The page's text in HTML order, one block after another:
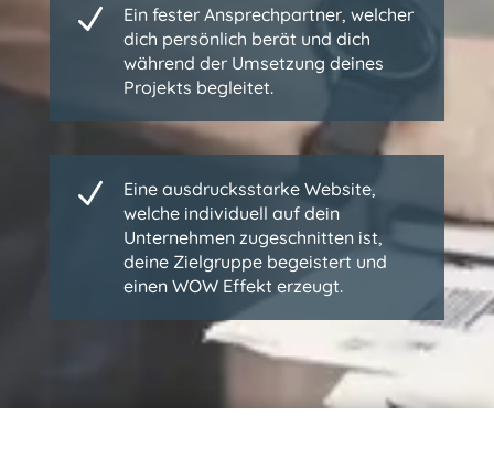
N
Ein fester Ansprechpartner, welcher
dich persönlich berät und dich
während der Umsetzung deines
Projekts begleitet.
N
Eine ausdrucksstarke Website,
welche individuell auf dein
Unternehmen zugeschnitten ist,
deine Zielgruppe begeistert und
einen WOW Effekt erzeugt.